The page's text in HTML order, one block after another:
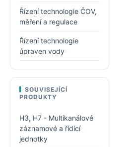
Řízení technologie ČOV,
měření a regulace
Řízení technologie
úpraven vody
SOUVISEJÍCÍ
PRODUKTY
H3, H7 - Multikanálové
záznamové a řídící
jednotky